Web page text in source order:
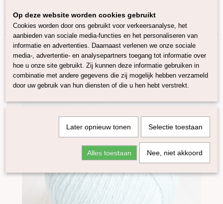
Home>Garen>Merken>DHG> Rain or Shine
Shine - Marina
Op deze website worden cookies gebruikt
Cookies worden door ons gebruikt voor verkeersanalyse, het
aanbieden van sociale media-functies en het personaliseren van
informatie en advertenties. Daarnaast verlenen we onze sociale
media-, advertentie- en analysepartners toegang tot informatie over
hoe u onze site gebruikt. Zij kunnen deze informatie gebruiken in
combinatie met andere gegevens die zij mogelijk hebben verzameld
door uw gebruik van hun diensten of die u hen hebt verstrekt.
Later opnieuw tonen Selectie toestaan
Alles toestaan Nee, niet akkoord